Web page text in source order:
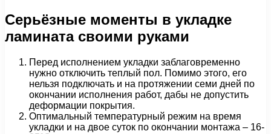
Серьёзные моменты в укладке
ламината своими руками
Перед исполнением укладки заблаговременно
нужно отключить теплый пол. Помимо этого, его
нельзя подключать и на протяжении семи дней по
окончании исполнения работ, дабы не допустить
деформации покрытия.
Оптимальный температурный режим на время
укладки и на двое суток по окончании монтажа – 16-